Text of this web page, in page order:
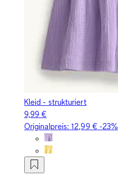
Kleid - strukturiert
9,99 €
Originalpreis:12,99 €-23%